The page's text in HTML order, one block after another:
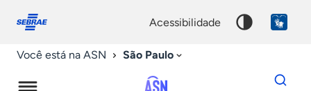
conosco
acessibilidade
Você está na ASN São Paulo
Dados
para